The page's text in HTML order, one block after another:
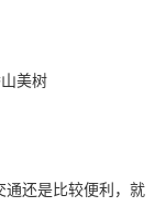
美树
还是比较便利，就